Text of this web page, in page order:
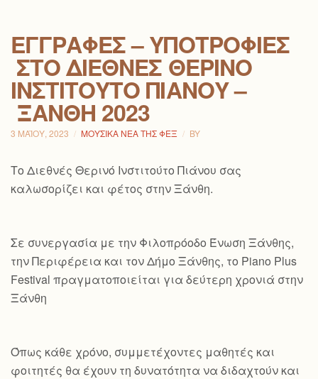
ΕΓΓΡΑΦΈΣ – ΥΠΟΤΡΟΦΊΕΣ
ΣΤΟ ΔΙΕΘΝΈΣ ΘΕΡΙΝΌ
ΙΝΣΤΙΤΟΎΤΟ ΠΙΆΝΟΥ –
ΞΆΝΘΗ 2023
3 ΜΑΪ́ΟΥ, 2023 ΜΟΥΣΙΚΆ ΝΈΑ ΤΗΣ ΦΕΞ BY
Το Διεθνές Θερινό Ινστιτούτο Πιάνου σας
καλωσορίζει και φέτος στην Ξάνθη.
Σε συνεργασία με την Φιλοπρόοδο Ένωση Ξάνθης,
την Περιφέρεια και τον Δήμο Ξάνθης, το Piano Plus
Festival πραγματοποιείται για δεύτερη χρονιά στην
Ξάνθη
Όπως κάθε χρόνο, συμμετέχοντες μαθητές και
φοιτητές θα έχουν τη δυνατότητα να διδαχτούν και